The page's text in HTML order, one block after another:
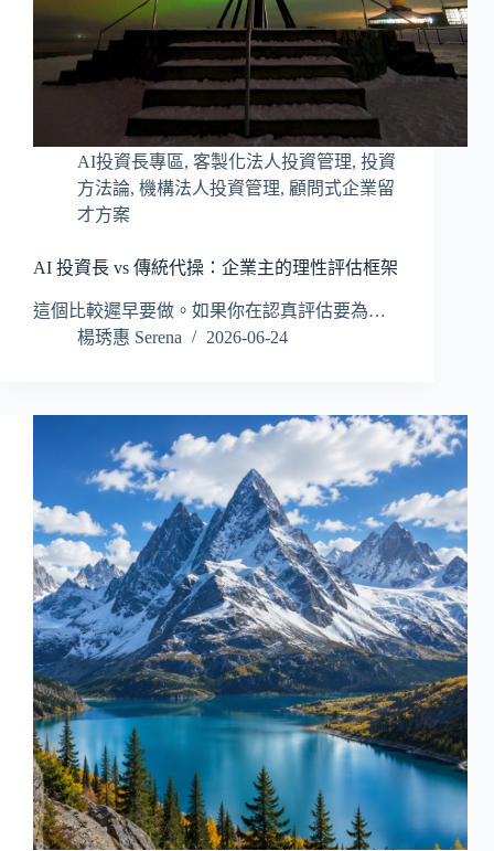
AI投資長專區, 客製化法人投資管理, 投資
方法論, 機構法人投資管理, 顧問式企業留
才方案
AI 投資長 vs 傳統代操：企業主的理性評估框架
這個比較遲早要做。如果你在認真評估要為…
楊琇惠 Serena
2026-06-24